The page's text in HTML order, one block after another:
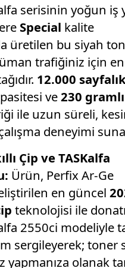
serisinin yoğun iş
Special kalite
üretilen bu siyah
trafiğiniz için en
12.000
ve230
ile uzun süreli,
deneyimi
Çip ve TASKalfa
Ürün, Perfix Ar-Ge
en güncel
teknolojisi ile
2550ci modeliyle
sergileyerek; toner
yapmanıza olanak